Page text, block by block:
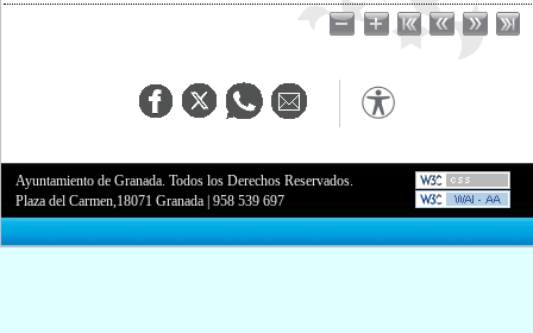
Ayuntamiento de Granada. Todos los Derechos Reservados.
Plaza del Carmen,18071 Granada |958 539 697